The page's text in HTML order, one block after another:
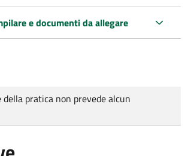
e documenti da allegare
della pratica non prevede alcun